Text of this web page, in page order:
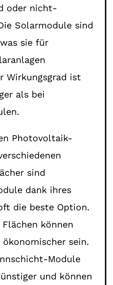
oder nicht-
Solarmodule sind
sie für
Wirkungsgrad ist
als bei
Photovoltaik-
sind
dank ihres
die beste Option.
können
sein.
Module
und können